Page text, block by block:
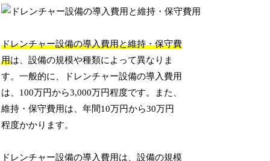
ドレンチャー設備の導入費用と維持・保守費
用は、設備の規模や種類によって異なりま
す。一般的に、ドレンチャー設備の導入費用
は、100万円から3,000万円程度です。また、
維持・保守費用は、年間10万円から30万円
程度かかります。
ドレンチャー設備の導入費用は、設備の規模